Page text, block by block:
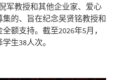
军教授和其他企业家、爱心
的、旨在纪念吴贤铭教授和
额支持。截至2026年5月，
生38人次。